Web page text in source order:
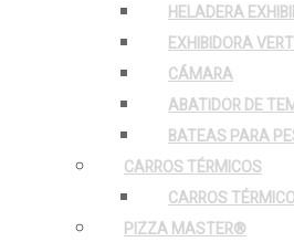
HELADERA
EXHIBIDORA
CÁMARA
ABATIDOR DE
BATEAS PARA
CARROS TÉRMICOS
CARROS
PIZZA MASTER®